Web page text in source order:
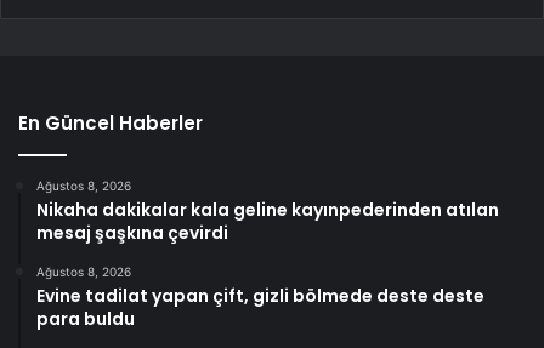
En Güncel Haberler
Ağustos 8, 2026
Nikaha dakikalar kala geline kayınpederinden atılan
mesaj şaşkına çevirdi
Ağustos 8, 2026
Evine tadilat yapan çift, gizli bölmede deste deste
para buldu